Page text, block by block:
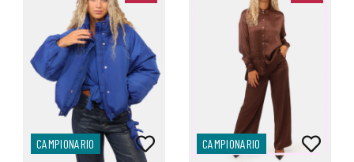
CAMPIONARIO CAMPIONARIO